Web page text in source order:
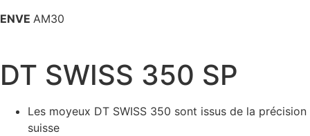
ENVE AM30
DT SWISS 350 SP
Les moyeux DT SWISS 350 sont issus de la précision
suisse